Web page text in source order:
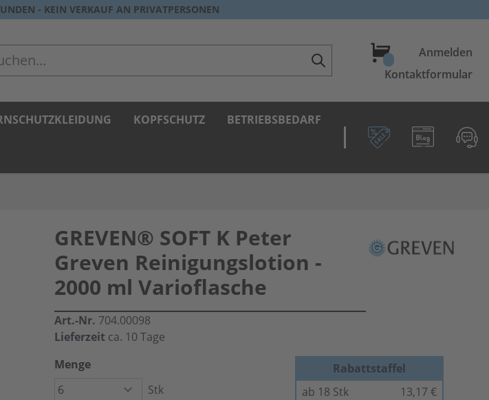
- KEIN VERKAUF AN PRIVATPERSONEN
WarenkorbAnmelden
Kontaktformular
KOPFSCHUTZ BETRIEBSBEDARF
GREVEN® SOFT K Peter
Greven Reinigungslotion -
2000 ml Varioflasche
Art.-Nr. 704.00098
Lieferzeit ca. 10 Tage
Menge
Stk
Rabattstaffel
ab 18 Stk
13,17 €